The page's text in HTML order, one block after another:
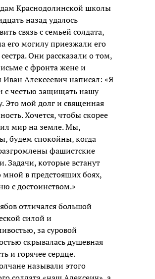
Краснодолинской школы
назад удалось
связь с семьей солдата,
его могилу приезжали его
Они рассказали о том,
с фронта жене и
Иван Алексеевич написал: «Я
с честью защищать нашу
Это мой долг и священная
Хочется, чтобы скорее
мир на земле. Мы,
будем спокойны, когда
фашистские
Задачи, которые встанут
мной в предстоящих боях,
с достоинством.»
отличался большой
силой и
за суровой
скрывалась душевная
и горячее сердце.
называли этого